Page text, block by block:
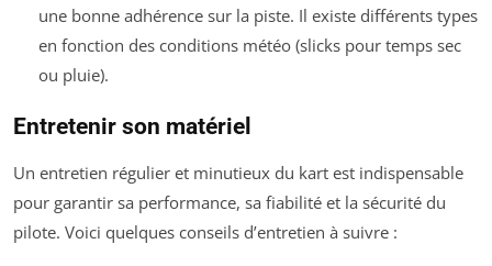
une bonne adhérence sur la piste. Il existe différents types
en fonction des conditions météo (slicks pour temps sec
ou pluie).
Entretenir son matériel
Un entretien régulier et minutieux du kart est indispensable
pour garantir sa performance, sa fiabilité et la sécurité du
pilote. Voici quelques conseils d’entretien à suivre :